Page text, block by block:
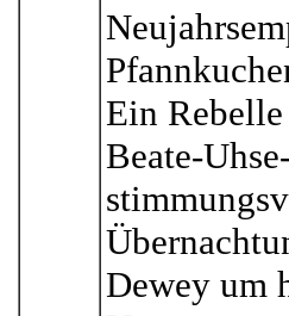
Ein
Beate-
Dewey um